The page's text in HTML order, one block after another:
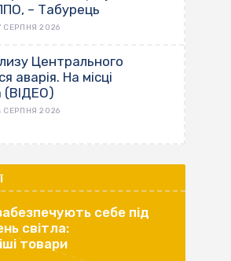
– Табурець
СЕРПНЯ 2026
Центрального
аварія. На місці
(ВІДЕО)
СЕРПНЯ 2026
себе під
світла:
товари